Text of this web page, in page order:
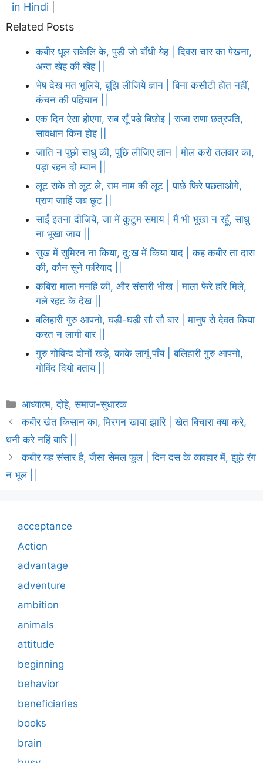
in Hindi
Related Posts
कबीर धूल सकेलि के, पुड़ी जो बाँधी येह | दिवस चार का पेखना,
अन्त खेह की खेह ||
भेष देख मत भूलिये, बूझि लीजिये ज्ञान | बिना कसौटी होत नहीं,
कंचन की पहिचान ||
एक दिन ऐसा होएगा, सब सूँ पड़े बिछोइ | राजा राणा छत्रपति,
सावधान किन होइ ||
जाति न पूछो साधु की, पूछि लीजिए ज्ञान | मोल करो तलवार का,
पड़ा रहन दो म्यान ||
लूट सके तो लूट ले, राम नाम की लूट | पाछे फिरे पछताओगे,
प्राण जाहिं जब छूट ||
साईं इतना दीजिये, जा में कुटुम समाय | मैं भी भूखा न रहूँ, साधु
ना भूखा जाय ||
सुख में सुमिरन ना किया, दु:ख में किया याद | कह कबीर ता दास
की, कौन सुने फरियाद ||
कबिरा माला मनहि की, और संसारी भीख | माला फेरे हरि मिले,
गले रहट के देख ||
बलिहारी गुरु आपनो, घड़ी-घड़ी सौ सौ बार | मानुष से देवत किया
करत न लागी बार ||
गुरु गोविन्द दोनों खड़े, काके लागूं पाँय | बलिहारी गुरु आपनो,
गोविंद दियो बताय ||
Categories
आध्यात्म,दोहे,समाज-सुधारक
कबीर खेत किसान का, मिरगन खाया झारि | खेत बिचारा क्या करे,
धनी करे नहिं बारि ||
कबीर यह संसार है, जैसा सेमल फूल | दिन दस के व्यवहार में, झूठे रंग
न भूल ||
acceptance
Action
advantage
adventure
ambition
animals
attitude
beginning
behavior
beneficiaries
books
brain